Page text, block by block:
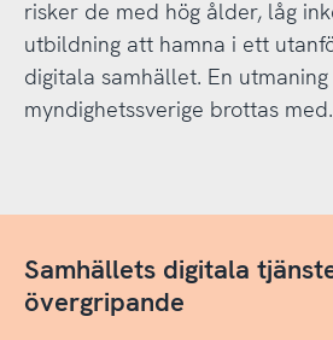
risker de med hög ålder, låg
utbildning att hamna i ett
digitala samhället. En utmaning
myndighetssverige brottas med.
Samhällets digitala
övergripande